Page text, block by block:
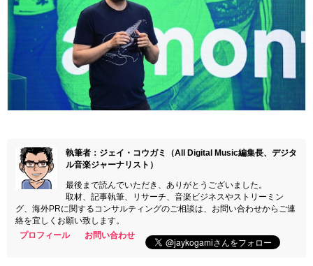
執筆者：ジェイ・コウガミ（All Digital Music編集長、デジタ
ル音楽ジャーナリスト）
最後まで読んでいただき、ありがとうございました。
取材、記事執筆、リサーチ、音楽ビジネスやストリーミン
グ、海外PRに関するコンサルティングのご相談は、お問い合わせからご連
絡を宜しくお願い致します。
プロフィール
お問い合わせ